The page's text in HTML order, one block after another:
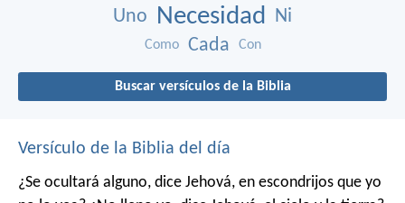
Uno Necesidad Ni
Como Cada Con
Buscar versículos de la Biblia
Versículo de la Biblia del día
¿Se ocultará alguno, dice Jehová, en escondrijos que yo